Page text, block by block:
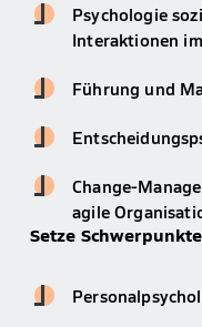
Psychologie
Interaktionen
Führung und
Change-
agile
Setze Schwerpunkte